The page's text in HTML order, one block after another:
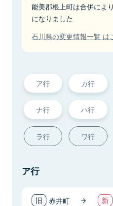
能美郡根上町は合併によ
になりました
石川県の変更情報一覧 は
ア行 カ行
ナ行 ハ行
ラ行 ワ行
ア行
赤井町